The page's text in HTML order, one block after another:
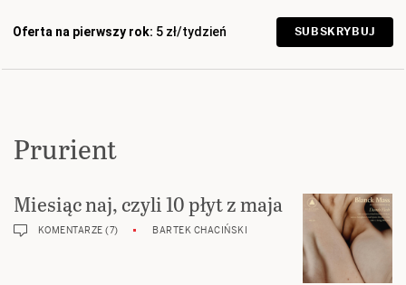
Oferta na pierwszy rok: 5 zł/tydzień SUBSKRYBUJ
Prurient
Miesiąc naj, czyli 10 płyt z maja
KOMENTARZE (7) BARTEK CHACIŃSKI